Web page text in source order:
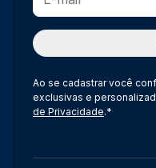
Ao se cadastrar você
exclusivas e
de Privacidade.*